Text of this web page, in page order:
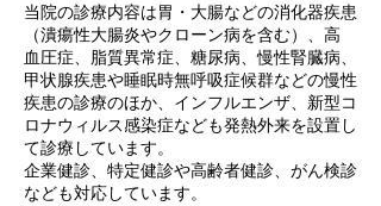
当院の診療内容は胃・大腸などの消化器疾患
（潰瘍性大腸炎やクローン病を含む）、高
血圧症、脂質異常症、糖尿病、慢性腎臓病、
甲状腺疾患や睡眠時無呼吸症候群などの慢性
疾患の診療のほか、インフルエンザ、新型コ
ロナウィルス感染症なども発熱外来を設置し
て診療しています。
企業健診、特定健診や高齢者健診、がん検診
なども対応しています。